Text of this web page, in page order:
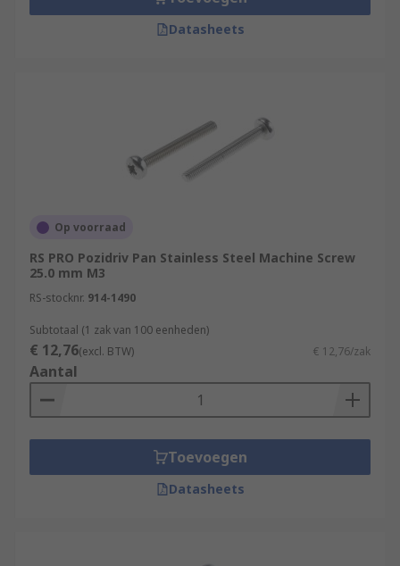
Datasheets
Op voorraad
RS PRO Pozidriv Pan Stainless Steel Machine Screw
25.0 mm M3
RS-stocknr. 914-1490
Subtotaal (1 zak van 100 eenheden)
€ 12,76(excl. BTW) € 12,76/zak
Aantal
Toevoegen
Datasheets